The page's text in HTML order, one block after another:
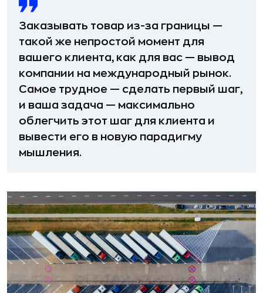
Заказывать товар из-за границы —
такой же непростой момент для
вашего клиента, как для вас — вывод
компании на международный рынок.
Самое трудное — сделать первый шаг,
и ваша задача — максимально
облегчить этот шаг для клиента и
вывести его в новую парадигму
мышления.